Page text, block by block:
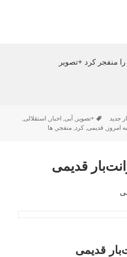
منفجر کرد +تصویر
جدید برچسب‌ها
+تصویر, آبی, اخبار, استقلالی,
امروز, قدیمی,کرد,منفجر,ها
قدیمی
قدیمی